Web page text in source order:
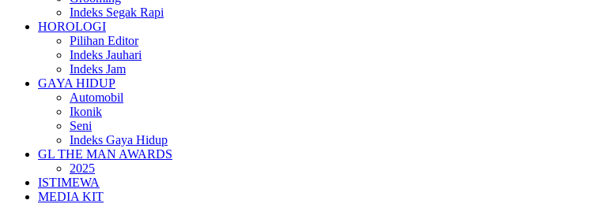
Indeks Segak Rapi
HOROLOGI
Pilihan Editor
Indeks Jauhari
Indeks Jam
GAYA HIDUP
Automobil
Ikonik
Seni
Indeks Gaya Hidup
GL THE MAN AWARDS
2025
ISTIMEWA
MEDIA KIT